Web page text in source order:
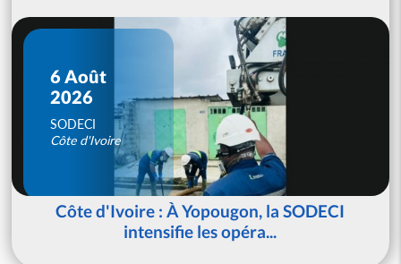
6 Août
2026
SODECI
Côte d'Ivoire
Côte d'Ivoire : À Yopougon, la SODECI
intensifie les opéra...